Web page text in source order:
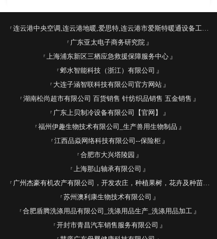
连云港中央空调,连云港地暖,爱思特,连云港市爱斯特暖通设备工程有限公司
广东亚太电子商务研究院
上海浦东新区三栖应急救援保障服务中心
邺水智能科技（浙江）有限公司
大连子涵智联科技有限公司官方网站
湖南松尚超市有限公司 百货销售 针纺织品销售 五金销售
广东上贝制冷设备有限公司【官网】
福州伊趣生物技术有限公司_生产兽用生物制品
江西品焱网络科技有限公司--保险柜
合肥市大兴塔陵园
上海那山轴承有限公司
广州杰豪有机农产有限公司，开发农庄，种植果树，花卉及种苗繁殖，禽畜水产养殖及加工
苏州澳利康生物技术有限公司
合肥盾腾洗涤用品有限公司_洗涤用品生产_洗涤用品加工
开封市青昌汽车销售服务有限公司